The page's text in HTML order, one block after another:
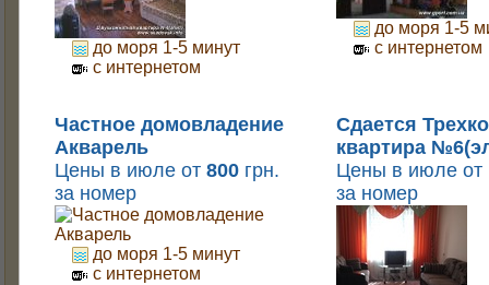
до моря 1-5 минут
с интернетом
до моря 1-5
с интернетом
Частное домовладение
Акварель
Цены в июле от 800 грн.
за номер
до моря 1-5 минут
с интернетом
Сдается
квартира
Цены в июле от
за номер
Дионис
Дом под ключ и коттедж
Дом тети Оли
Домик у моря
Ёжичек
Затока
Коттедж